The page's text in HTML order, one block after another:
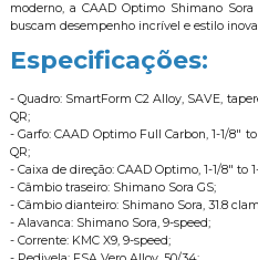
moderno, a CAAD Optimo Shimano
buscam desempenho incrível e estilo
Especificações:
- Quadro: SmartForm C2 Alloy, SAVE,
QR;
- Garfo: CAAD Optimo Full Carbon, 1-1/8"
QR;
- Caixa de direção: CAAD Optimo, 1-1/8" to
- Câmbio traseiro: Shimano Sora GS;
- Câmbio dianteiro: Shimano Sora, 31.8
- Alavanca: Shimano Sora, 9-speed;
- Corrente: KMC X9, 9-speed;